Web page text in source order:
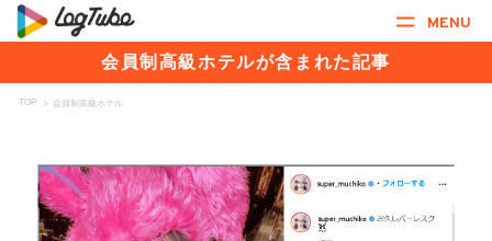
MENU
会員制高級ホテルが含まれた記事
TOP > 会員制高級ホテル